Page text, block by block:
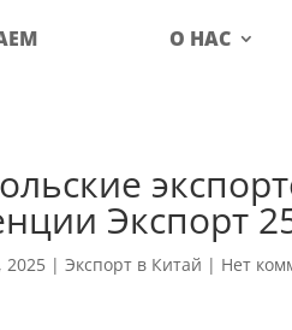
О НАС
Экспорт
|Экспорт в Китай | Нет